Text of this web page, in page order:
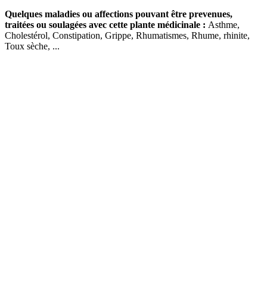
Quelques maladies ou affections pouvant être prevenues,
traitées ou soulagées avec cette plante médicinale : Asthme,
Cholestérol, Constipation, Grippe, Rhumatismes, Rhume, rhinite,
Toux sèche, ...